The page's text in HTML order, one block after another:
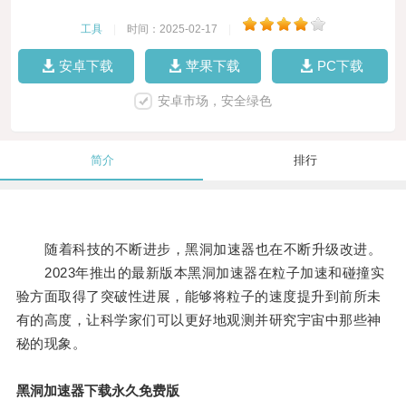
工具 时间：2025-02-17
安卓下载 苹果下载 PC下载
安卓市场，安全绿色
简介 排行
随着科技的不断进步，黑洞加速器也在不断升级改进。
2023年推出的最新版本黑洞加速器在粒子加速和碰撞实
验方面取得了突破性进展，能够将粒子的速度提升到前所未
有的高度，让科学家们可以更好地观测并研究宇宙中那些神
秘的现象。
黑洞加速器下载永久免费版